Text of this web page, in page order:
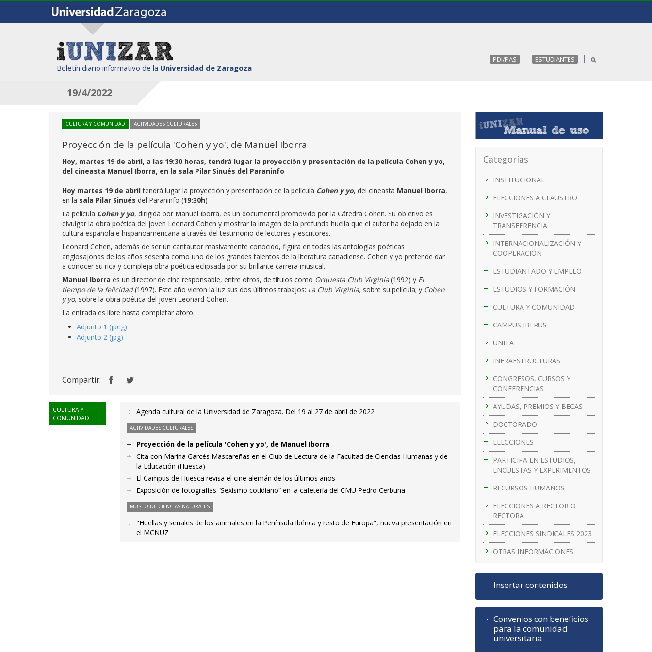
Boletín diario informativo de la Universidad de Zaragoza
PDI/PAS ESTUDIANTES
19/4/2022
Categorías
INSTITUCIONAL
ELECCIONES A CLAUSTRO
INVESTIGACIÓN Y
TRANSFERENCIA
INTERNACIONALIZACIÓN Y
COOPERACIÓN
ESTUDIANTADO Y EMPLEO
ESTUDIOS Y FORMACIÓN
CULTURA Y COMUNIDAD
CAMPUS IBERUS
UNITA
INFRAESTRUCTURAS
CONGRESOS, CURSOS Y
CONFERENCIAS
AYUDAS, PREMIOS Y BECAS
DOCTORADO
ELECCIONES
PARTICIPA EN ESTUDIOS,
ENCUESTAS Y EXPERIMENTOS
RECURSOS HUMANOS
ELECCIONES A RECTOR O
RECTORA
ELECCIONES SINDICALES 2023
OTRAS INFORMACIONES
Insertar contenidos
Convenios con beneficios
para la comunidad
universitaria
CULTURA Y COMUNIDAD ACTIVIDADES CULTURALES
Proyección de la película 'Cohen y yo', de Manuel Iborra
Hoy, martes 19 de abril, a las 19:30 horas, tendrá lugar la proyección y presentación de la película Cohen y yo,
del cineasta Manuel Iborra, en la sala Pilar Sinués del Paraninfo
Hoy martes 19 de abriltendrá lugar la proyección y presentación de la película Cohen y yo, del cineasta Manuel Iborra,
en la sala Pilar Sinués del Paraninfo (19:30h)
La película Cohen y yo, dirigida por Manuel Iborra, es un documental promovido por la Cátedra Cohen. Su objetivo es
divulgar la obra poética del joven Leonard Cohen y mostrar la imagen de la profunda huella que el autor ha dejado en la
cultura española e hispanoamericana a través del testimonio de lectores y escritores.
Leonard Cohen, además de ser un cantautor masivamente conocido, figura en todas las antologías poéticas
anglosajonas de los años sesenta como uno de los grandes talentos de la literatura canadiense. Cohen y yo pretende dar
a conocer su rica y compleja obra poética eclipsada por su brillante carrera musical.
Manuel Iborra es un director de cine responsable, entre otros, de títulos como Orquesta Club Virginia (1992) y El
tiempo de la felicidad(1997). Este año vieron la luz sus dos últimos trabajos: La Club Virginia, sobre su película; y Cohen
y yo, sobre la obra poética del joven Leonard Cohen.
La entrada es libre hasta completar aforo.
Adjunto 1 (jpeg)
Adjunto 2 (jpg)
Compartir:
CULTURA Y
COMUNIDAD
Agenda cultural de la Universidad de Zaragoza. Del 19 al 27 de abril de 2022
ACTIVIDADES CULTURALES
Proyección de la película 'Cohen y yo', de Manuel Iborra
Cita con Marina Garcés Mascareñas en el Club de Lectura de la Facultad de Ciencias Humanas y de
la Educación (Huesca)
El Campus de Huesca revisa el cine alemán de los últimos años
Exposición de fotografías “Sexismo cotidiano” en la cafetería del CMU Pedro Cerbuna
MUSEO DE CIENCIAS NATURALES
"Huellas y señales de los animales en la Península Ibérica y resto de Europa", nueva presentación en
el MCNUZ